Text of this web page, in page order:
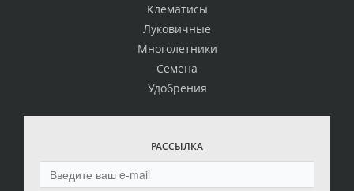
Клематисы
Луковичные
Многолетники
Семена
Удобрения
РАССЫЛКА